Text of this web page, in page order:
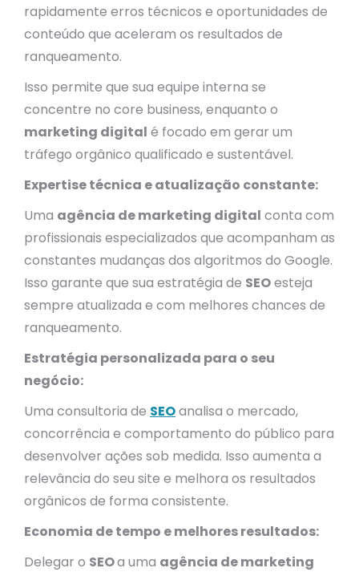
rapidamente erros técnicos e oportunidades de
conteúdo que aceleram os resultados de
ranqueamento.
Isso permite que sua equipe interna se
concentre no core business, enquanto o
marketing digital é focado em gerar um
tráfego orgânico qualificado e sustentável.
Expertise técnica e atualização constante:
Uma agência de marketing digital conta com
profissionais especializados que acompanham as
constantes mudanças dos algoritmos do Google.
Isso garante que sua estratégia de SEOesteja
sempre atualizada e com melhores chances de
ranqueamento.
Estratégia personalizada para o seu
negócio:
Uma consultoria de SEOanalisa o mercado,
concorrência e comportamento do público para
desenvolver ações sob medida. Isso aumenta a
relevância do seu site e melhora os resultados
orgânicos de forma consistente.
Economia de tempo e melhores resultados:
Delegar o SEOa uma agência de marketing